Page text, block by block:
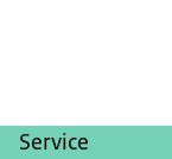
Service